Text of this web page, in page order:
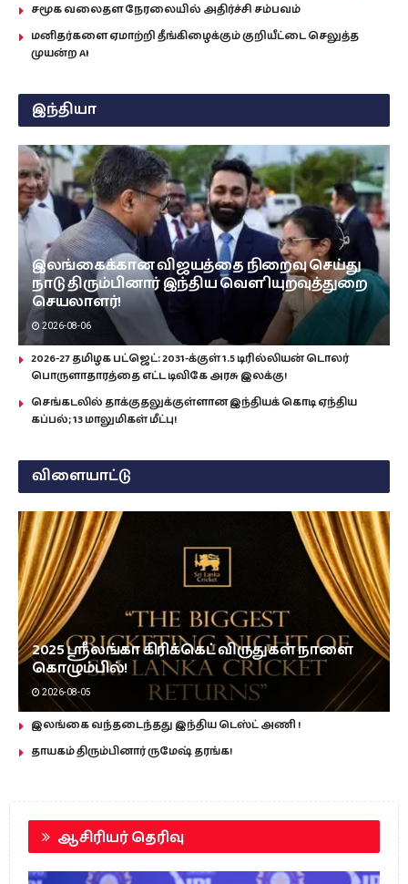
சமூக வலைதள நேரலையில் அதிர்ச்சி சம்பவம்
மனிதர்களை ஏமாற்றி தீங்கிழைக்கும் குறியீட்டை செலுத்த
முயன்ற AI
இந்தியா
இலங்கைக்கான விஜயத்தை நிறைவு செய்து
நாடு திரும்பினார் இந்திய வௌியுறவுத்துறை
செயலாளர்!
2026-08-06
2026-27 தமிழக பட்ஜெட்: 2031-க்குள் 1.5 டிரில்லியன் டொலர்
பொருளாதாரத்தை எட்ட டிவிகே அரசு இலக்கு!
செங்கடலில் தாக்குதலுக்குள்ளான இந்தியக் கொடி ஏந்திய
கப்பல்; 13 மாலுமிகள் மீட்பு!
விளையாட்டு
2025 ஸ்ரீலங்கா கிரிக்கெட் விருதுகள் நாளை
கொழும்பில்!
2026-08-05
இலங்கை வந்தடைந்தது இந்திய டெஸ்ட் அணி !
தாயகம் திரும்பினார் ருமேஷ் தரங்க!
ஆசிரியர் தெரிவு